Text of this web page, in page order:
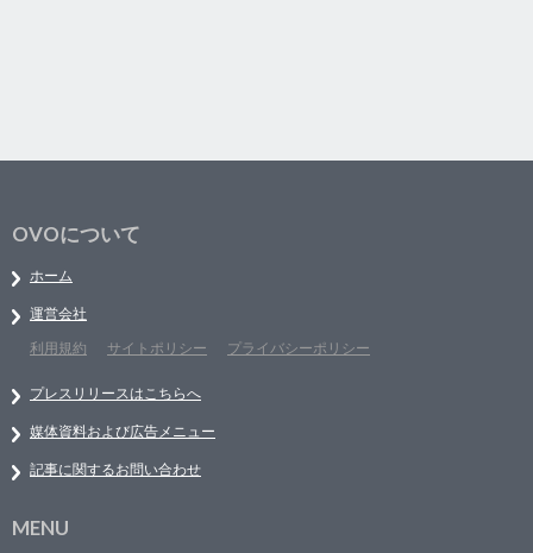
OVOについて
ホーム
運営会社
利用規約
サイトポリシー プライバシーポリシー
プレスリリースはこちらへ
媒体資料および広告メニュー
記事に関するお問い合わせ
MENU